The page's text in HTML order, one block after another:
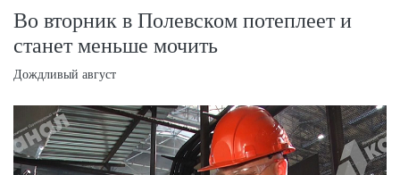
Во вторник в Полевском потеплеет и
станет меньше мочить
Дождливый август